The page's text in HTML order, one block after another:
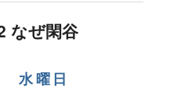
なぜ閑谷
水曜日